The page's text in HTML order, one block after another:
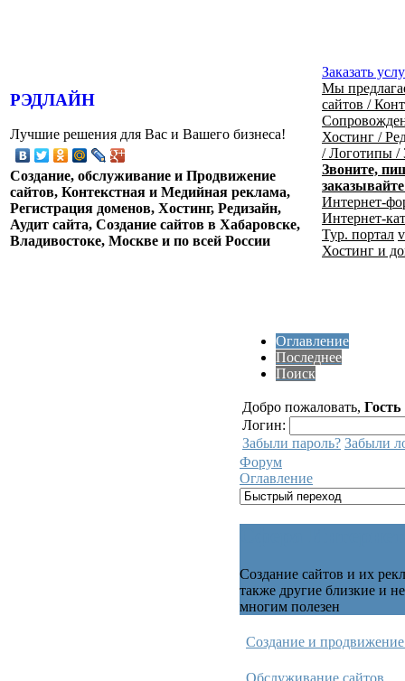
РЭДЛАЙН
Лучшие решения для Вас и Вашего бизнеса!
Создание, обслуживание и Продвижение
сайтов, Контекстная и Медийная реклама,
Регистрация доменов, Хостинг, Редизайн,
Аудит сайта, Создание сайтов в Хабаровске,
Владивостоке, Москве и по всей России
Заказать
Мы
сайтов /
Хостинг /
/ Логотипы /
Звоните,
Интернет-
Интернет-
Тур. портал
Хостинг и
Оглавление
Последнее
Поиск
Добро пожаловать, Гость
Логин:
Забыли пароль? Забыли
Форум
Оглавление
Создание сайтов и их
также другие близкие и
многим полезен
Создание и продвижение
Обслуживание сайтов